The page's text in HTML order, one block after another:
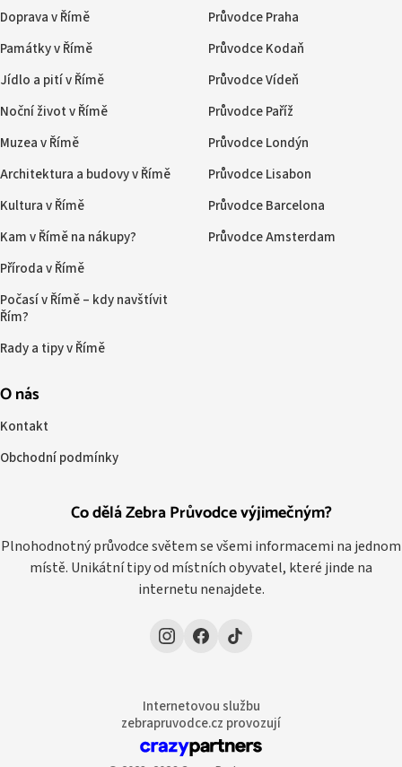
Co dělá Zebra Průvodce výjimečným?
Plnohodnotný průvodce světem se všemi informacemi na jednom
místě. Unikátní tipy od místních obyvatel, které jinde na
internetu nenajdete.
Doprava v Římě
Památky v Římě
Jídlo a pití v Římě
Noční život v Římě
Muzea v Římě
Architektura a budovy v Římě
Kultura v Římě
Kam v Římě na nákupy?
Příroda v Římě
Počasí v Římě – kdy navštívit
Řím?
Rady a tipy v Římě
Průvodce Praha
Průvodce Kodaň
Průvodce Vídeň
Průvodce Paříž
Průvodce Londýn
Průvodce Lisabon
Průvodce Barcelona
Průvodce Amsterdam
O nás
Kontakt
Obchodní podmínky
Internetovou službu
zebrapruvodce.cz provozují